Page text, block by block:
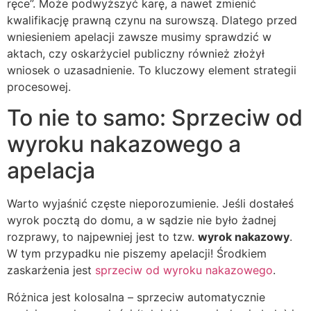
ręce”. Może podwyższyć karę, a nawet zmienić
kwalifikację prawną czynu na surowszą. Dlatego przed
wniesieniem apelacji zawsze musimy sprawdzić w
aktach, czy oskarżyciel publiczny również złożył
wniosek o uzasadnienie. To kluczowy element strategii
procesowej.
To nie to samo: Sprzeciw od
wyroku nakazowego a
apelacja
Warto wyjaśnić częste nieporozumienie. Jeśli dostałeś
wyrok pocztą do domu, a w sądzie nie było żadnej
rozprawy, to najpewniej jest to tzw. wyrok nakazowy.
W tym przypadku nie piszemy apelacji! Środkiem
zaskarżenia jest sprzeciw od wyroku nakazowego.
Różnica jest kolosalna – sprzeciw automatycznie